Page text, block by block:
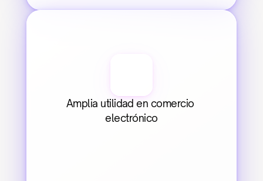
Amplia utilidad en comercio
electrónico